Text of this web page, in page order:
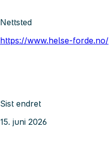
Nettsted
https://www.helse-forde.no/
Sist endret
15. juni 2026